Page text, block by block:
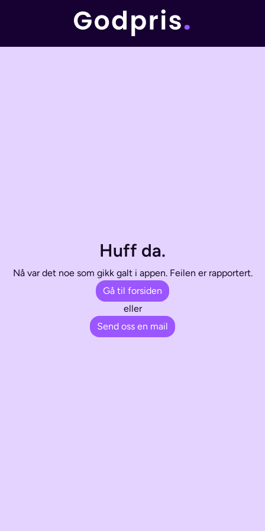
Huff da.
Nå var det noe som gikk galt i appen. Feilen er rapportert.
Gå til forsiden
eller
Send oss en mail